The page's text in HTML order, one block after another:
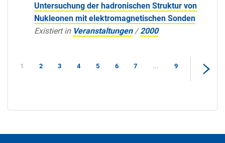
Untersuchung der hadronischen Struktur von
Nukleonen mit elektromagnetischen Sonden
Existiert in Veranstaltungen /2000
1 2 3 4 5 6 7 ... 9